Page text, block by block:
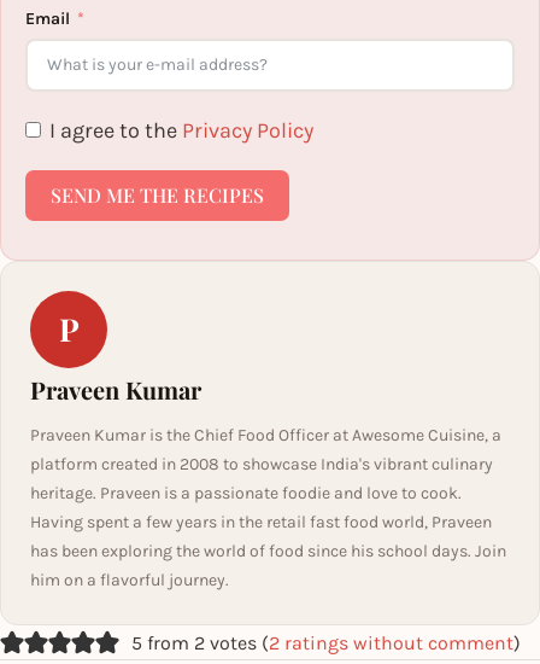
Email
I agree to the Privacy Policy
SEND ME THE RECIPES
P
Praveen Kumar
Praveen Kumar is the Chief Food Officer at Awesome Cuisine, a
platform created in 2008 to showcase India's vibrant culinary
heritage. Praveen is a passionate foodie and love to cook.
Having spent a few years in the retail fast food world, Praveen
has been exploring the world of food since his school days. Join
him on a flavorful journey.
5 from 2 votes (2 ratings without comment)